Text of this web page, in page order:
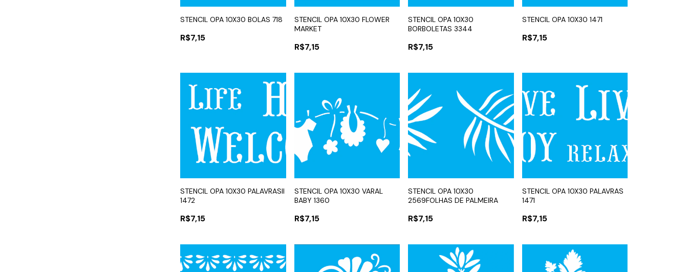
STENCIL OPA 10X30 BOLAS 718
R$7,15
STENCIL OPA 10X30 FLOWER
MARKET
R$7,15
STENCIL OPA 10X30
BORBOLETAS 3344
R$7,15
STENCIL OPA 10X30 1471
R$7,15
STENCIL OPA 10X30 PALAVRASII
1472
R$7,15
STENCIL OPA 10X30 VARAL
BABY 1360
R$7,15
STENCIL OPA 10X30
2569FOLHAS DE PALMEIRA
R$7,15
STENCIL OPA 10X30 PALAVRAS
1471
R$7,15